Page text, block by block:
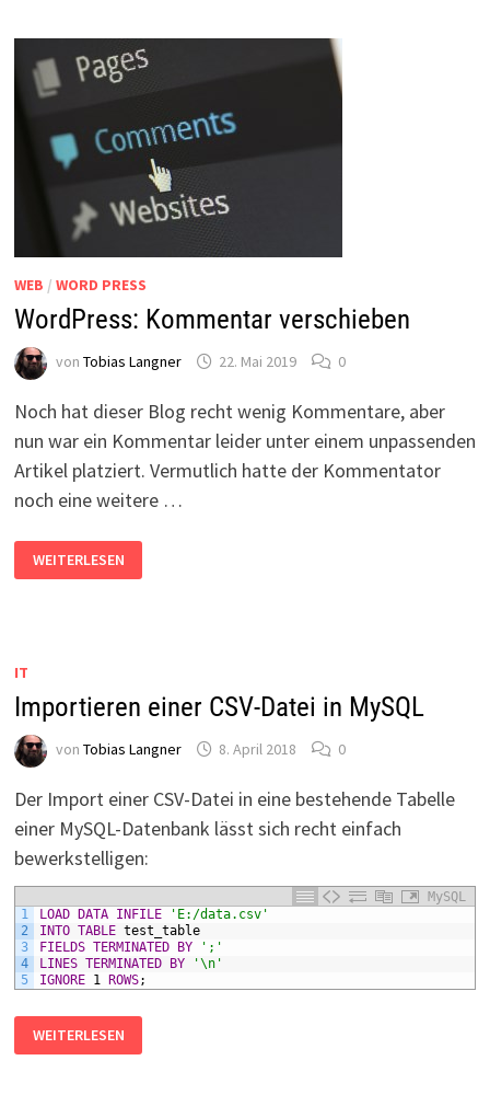
WEB / WORD PRESS
WordPress: Kommentar verschieben
von Tobias Langner 22. Mai 2019 0
Noch hat dieser Blog recht wenig Kommentare, aber
nun war ein Kommentar leider unter einem unpassenden
Artikel platziert. Vermutlich hatte der Kommentator
noch eine weitere …
KOMMENTAR
VERSCHIEBEN
WEITERLESEN
IT
Importieren einer CSV-Datei in MySQL
von Tobias Langner 8. April 2018 0
Der Import einer CSV-Datei in eine bestehende Tabelle
einer MySQL-Datenbank lässt sich recht einfach
bewerkstelligen:
MySQL
1
2
3
4
5
LOAD DATA INFILE
'E:/data.csv'
INTO TABLE test_table
FIELDS TERMINATED BY
';'
LINES TERMINATED BY
'\n'
IGNORE 1 ROWS;
EINER
CSV-
WEITERLESEN